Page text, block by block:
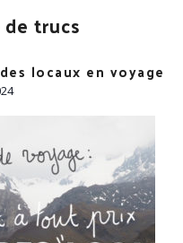
trucs
locaux en voyage